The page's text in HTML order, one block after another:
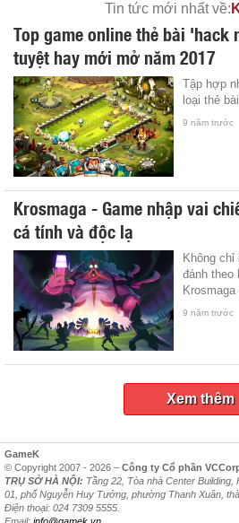
Tin tức mới nhất về:
Top game online thẻ bài
tuyệt hay mới mở năm 2017
Tập hợp
loại thẻ
9 năm trước
Krosmaga - Game nhập vai
cá tính và độc lạ
Không
đánh theo
Krosmaga
9 năm trước
Xem thêm
GameK
© Copyright 2007 - 2026 – Công ty Cổ phần
TRỤ SỞ HÀ NỘI: Tầng 22, Tòa nhà Center Building,
01, phố Nguyễn Huy Tưởng, phường Thanh Xuân,
Điện thoại: 024 7309 5555.